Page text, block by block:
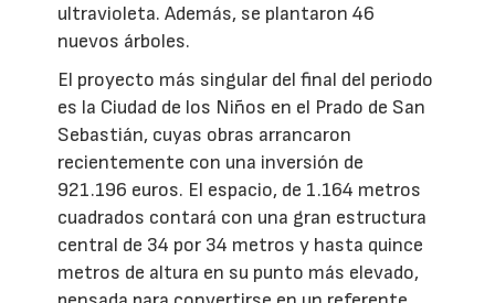
ultravioleta. Además, se plantaron 46
nuevos árboles.
El proyecto más singular del final del periodo
es la Ciudad de los Niños en el Prado de San
Sebastián, cuyas obras arrancaron
recientemente con una inversión de
921.196 euros. El espacio, de 1.164 metros
cuadrados contará con una gran estructura
central de 34 por 34 metros y hasta quince
metros de altura en su punto más elevado,